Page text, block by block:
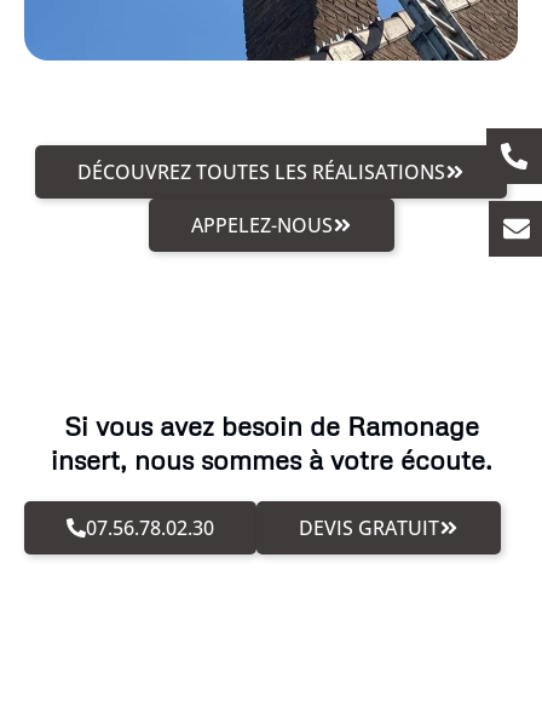
DÉCOUVREZ TOUTES LES RÉALISATIONS
APPELEZ-NOUS
Si vous avez besoin de Ramonage
insert, nous sommes à votre écoute.
07.56.78.02.30 DEVIS GRATUIT